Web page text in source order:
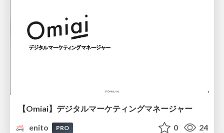
【Omiai】デジタルマーケティングマネージャー
enito
PRO 0 24